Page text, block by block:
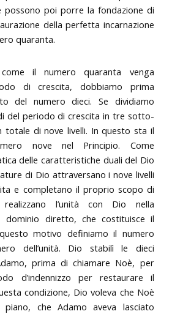
possono poi porre la fondazione di
della perfetta incarnazione
quaranta.
il numero quaranta venga
di crescita, dobbiamo prima
del numero dieci. Se dividiamo
del periodo di crescita in tre sotto-
totale di nove livelli. In questo sta il
nove nel Principio. Come
delle caratteristiche duali del Dio
di Dio attraversano i nove livelli
e completano il proprio scopo di
realizzano l’unità con Dio nella
dominio diretto, che costituisce il
motivo definiamo il numero
dell’unità. Dio stabilì le dieci
prima di chiamare Noè, per
d’indennizzo per restaurare il
condizione, Dio voleva che Noè
piano, che Adamo aveva lasciato